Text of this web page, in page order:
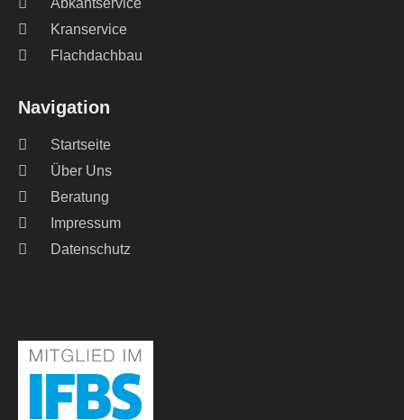
Navigation
Startseite
Über Uns
Beratung
Impressum
Datenschutz
Kranservice
Flachdachbau